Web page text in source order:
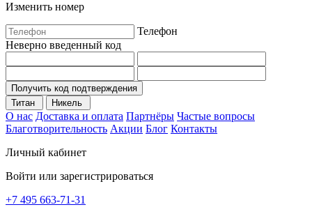
Изменить номер
Телефон
Неверно введенный код
Получить код подтверждения
Титан
Никель
О нас Доставка и оплата Партнёры Частые вопросы
Благотворительность Акции Блог Контакты
Личный кабинет
Войти или зарегистрироваться
+7 495 663-71-31